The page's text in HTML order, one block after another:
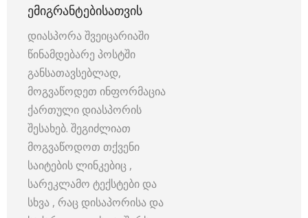
ᲔᲛᲘᲒᲠᲐᲜᲢᲔᲑᲘᲡᲐᲗᲕᲘᲡ
დიასპორა შვეიცარიაში
წინამდებარე პოსტში
განსათავსებლად,
მოგვაწოდეთ ინფორმაცია
ქართული დიასპორის
შესახებ. შეგიძლიათ
მოგვაწოდოთ თქვენი
საიტების ლინკებიც ,
სარეკლამო ტექსტები და
სხვა , რაც დისაპორისა და